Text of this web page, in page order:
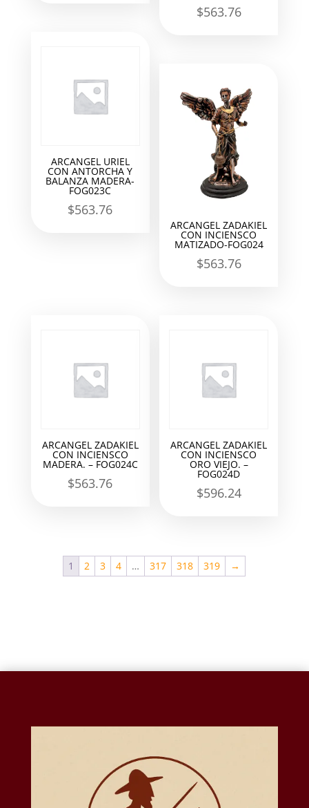
$563.76
ARCANGEL URIEL
CON ANTORCHA Y
BALANZA MADERA-
FOG023C
$563.76
ARCANGEL ZADAKIEL
CON INCIENSCO
MATIZADO-FOG024
$563.76
ARCANGEL ZADAKIEL
CON INCIENSCO
MADERA. – FOG024C
$563.76
ARCANGEL ZADAKIEL
CON INCIENSCO
ORO VIEJO. –
FOG024D
$596.24
1 2 3 4 … 317 318 319 →